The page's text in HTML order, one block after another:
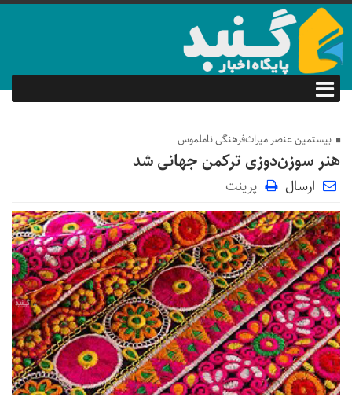
بیستمین عنصر میراث‌فرهنگی ناملموس
هنر سوزن‌دوزی ترکمن جهانی شد
ارسال پرینت